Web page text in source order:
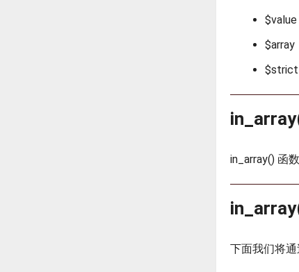
$value
$array
$strict
in_array() 函
下面我们将通